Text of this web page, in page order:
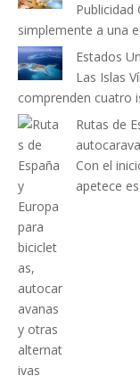
Publicidad
simplemente a una
Estados
Las Islas
comprenden cuatro
Rutas de
Con el
apetece